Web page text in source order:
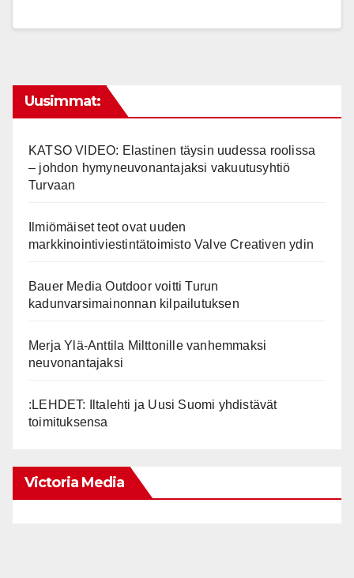
Uusimmat:
KATSO VIDEO: Elastinen täysin uudessa roolissa
– johdon hymyneuvonantajaksi vakuutusyhtiö
Turvaan
Ilmiömäiset teot ovat uuden
markkinointiviestintätoimisto Valve Creativen ydin
Bauer Media Outdoor voitti Turun
kadunvarsimainonnan kilpailutuksen
Merja Ylä-Anttila Milttonille vanhemmaksi
neuvonantajaksi
:LEHDET: Iltalehti ja Uusi Suomi yhdistävät
toimituksensa
Victoria Media